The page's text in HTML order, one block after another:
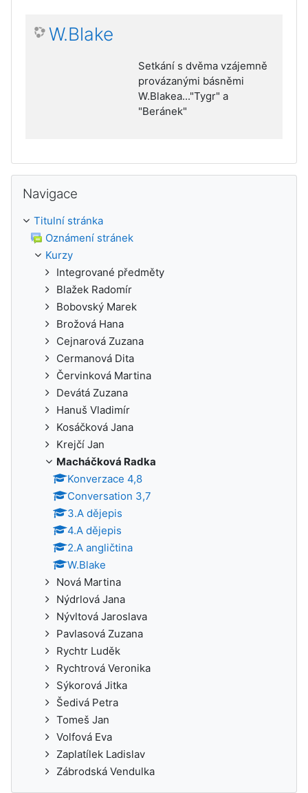
W.Blake
Setkání s dvěma vzájemně
provázanými básněmi
W.Blakea..."Tygr" a
"Beránek"
Navigace
Titulní stránka
Oznámení stránek
Kurzy
Integrované předměty
Blažek Radomír
Bobovský Marek
Brožová Hana
Cejnarová Zuzana
Cermanová Dita
Červinková Martina
Devátá Zuzana
Hanuš Vladimír
Kosáčková Jana
Krejčí Jan
Macháčková Radka
Konverzace 4,8
Conversation 3,7
3.A dějepis
4.A dějepis
2.A angličtina
W.Blake
Nová Martina
Nýdrlová Jana
Nývltová Jaroslava
Pavlasová Zuzana
Rychtr Luděk
Rychtrová Veronika
Sýkorová Jitka
Šedivá Petra
Tomeš Jan
Volfová Eva
Zaplatílek Ladislav
Zábrodská Vendulka